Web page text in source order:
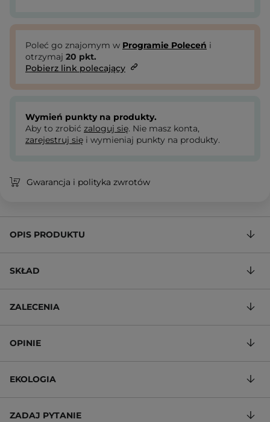
Poleć go znajomym w Programie Poleceń i
otrzymaj 20 pkt.
Pobierz link polecający
Wymień punkty na produkty.
Aby to zrobić zaloguj się. Nie masz konta,
zarejestruj się i wymieniaj punkty na produkty.
Gwarancja i polityka zwrotów
OPIS PRODUKTU
SKŁAD
ZALECENIA
OPINIE
EKOLOGIA
ZADAJ PYTANIE